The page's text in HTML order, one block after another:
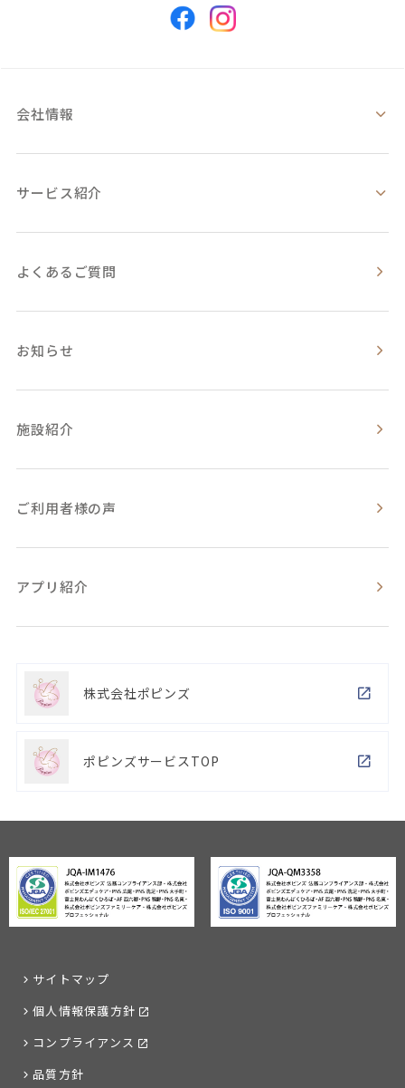
会社情報
サービス紹介
よくあるご質問
お知らせ
施設紹介
ご利用者様の声
アプリ紹介
株式会社ポピンズ
ポピンズサービスTOP
サイトマップ
個人情報保護方針
コンプライアンス
品質方針